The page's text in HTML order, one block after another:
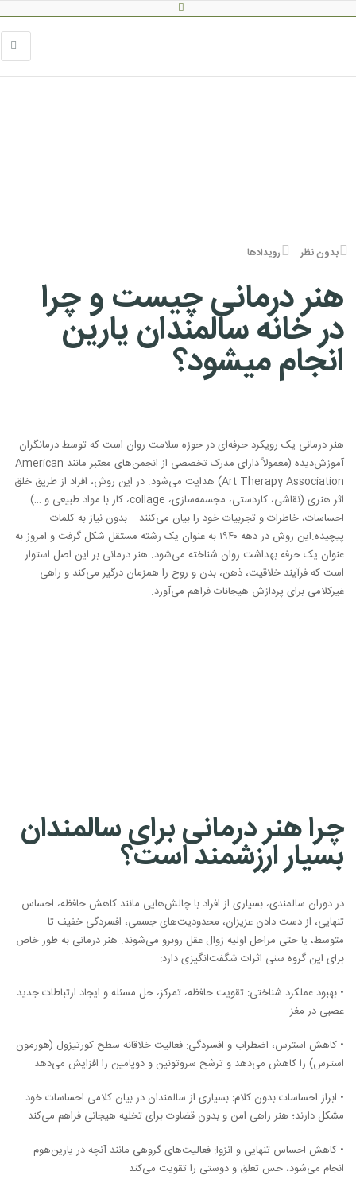
بدون نظر رویدادها
هنر درمانی چیست و چرا
در خانه سالمندان یارین
انجام میشود؟
هنر درمانی یک رویکرد حرفه‌ای در حوزه سلامت روان است که توسط درمانگران
آموزش‌دیده (معمولاً دارای مدرک تخصصی از انجمن‌های معتبر مانند American
Art Therapy Association) هدایت می‌شود. در این روش، افراد از طریق خلق
اثر هنری (نقاشی، کاردستی، مجسمه‌سازی، collage، کار با مواد طبیعی و …)
احساسات، خاطرات و تجربیات خود را بیان می‌کنند – بدون نیاز به کلمات
پیچیده.
این روش در دهه ۱۹۴۰ به عنوان یک رشته مستقل شکل گرفت و امروز به
عنوان یک حرفه بهداشت روان شناخته می‌شود. هنر درمانی بر این اصل استوار
است که فرآیند خلاقیت، ذهن، بدن و روح را همزمان درگیر می‌کند و راهی
غیرکلامی برای پردازش هیجانات فراهم می‌آورد.
چرا هنر درمانی برای سالمندان
بسیار ارزشمند است؟
در دوران سالمندی، بسیاری از افراد با چالش‌هایی مانند کاهش حافظه، احساس
تنهایی، از دست دادن عزیزان، محدودیت‌های جسمی، افسردگی خفیف تا
متوسط، یا حتی مراحل اولیه زوال عقل روبرو می‌شوند. هنر درمانی به طور خاص
برای این گروه سنی اثرات شگفت‌انگیزی دارد:
• بهبود عملکرد شناختی: تقویت حافظه، تمرکز، حل مسئله و ایجاد ارتباطات جدید
عصبی در مغز
• کاهش استرس، اضطراب و افسردگی: فعالیت خلاقانه سطح کورتیزول (هورمون
استرس) را کاهش می‌دهد و ترشح سروتونین و دوپامین را افزایش می‌دهد
• ابراز احساسات بدون کلام: بسیاری از سالمندان در بیان کلامی احساسات خود
مشکل دارند؛ هنر راهی امن و بدون قضاوت برای تخلیه هیجانی فراهم می‌کند
• کاهش احساس تنهایی و انزوا: فعالیت‌های گروهی مانند آنچه در یارین‌هوم
انجام می‌شود، حس تعلق و دوستی را تقویت می‌کند